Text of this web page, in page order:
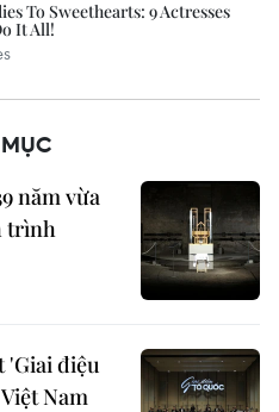
năm vừa
trình
'Giai điệu
Nam